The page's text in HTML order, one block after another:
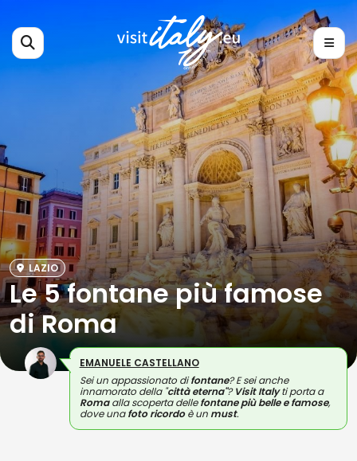
LAZIO
Le 5 fontane più famose
di Roma
EMANUELE CASTELLANO
Sei un appassionato difontane? E sei anche
innamorato della "città eterna"?Visit Italyti porta a
Romaalla scoperta dellefontane più belle e famose,
dove unafoto ricordoè un must.